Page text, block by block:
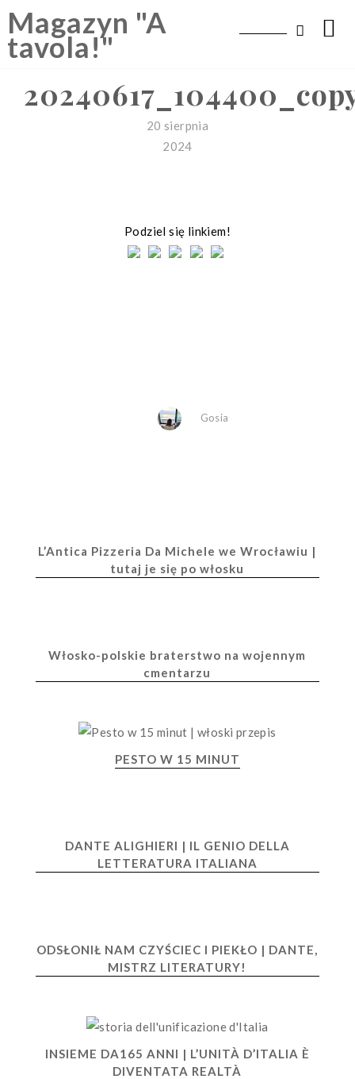
Skip
to
content
Magazyn "A
tavola!"
20 sierpnia
2024
Podziel się linkiem!
Gosia
L’Antica Pizzeria Da Michele we Wrocławiu |
tutaj je się po włosku
Włosko-polskie braterstwo na wojennym
cmentarzu
PESTO W 15 MINUT
DANTE ALIGHIERI | IL GENIO DELLA
LETTERATURA ITALIANA
ODSŁONIŁ NAM CZYŚCIEC I PIEKŁO | DANTE,
MISTRZ LITERATURY!
INSIEME DA165 ANNI | L’UNITÀ D’ITALIA È
DIVENTATA REALTÀ